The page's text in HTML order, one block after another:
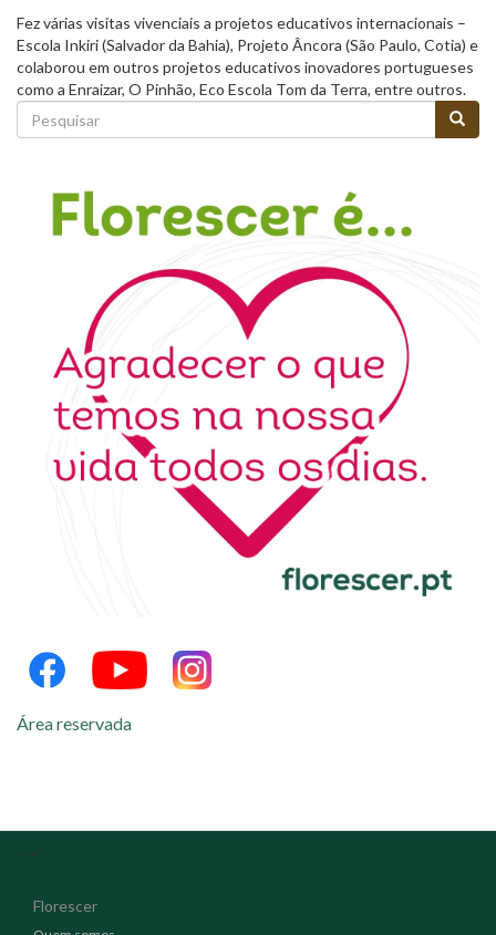
Fez várias visitas vivenciais a projetos educativos internacionais –
Escola Inkiri (Salvador da Bahia), Projeto Âncora (São Paulo, Cotia) e
colaborou em outros projetos educativos inovadores portugueses
como a Enraizar, O Pinhão, Eco Escola Tom da Terra, entre outros.
Formulário
de
Área reservada
-->
Florescer